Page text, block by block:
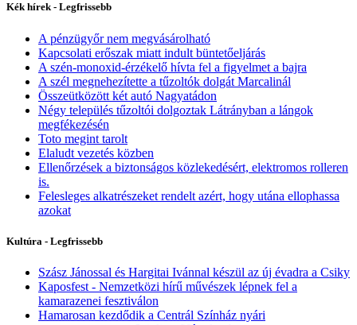
Kék hírek - Legfrissebb
A pénzügyőr nem megvásárolható
Kapcsolati erőszak miatt indult büntetőeljárás
A szén-monoxid-érzékelő hívta fel a figyelmet a bajra
A szél megnehezítette a tűzoltók dolgát Marcalinál
Összeütközött két autó Nagyatádon
Négy település tűzoltói dolgoztak Látrányban a lángok
megfékezésén
Toto megint tarolt
Elaludt vezetés közben
Ellenőrzések a biztonságos közlekedésért, elektromos rolleren
is.
Felesleges alkatrészeket rendelt azért, hogy utána ellophassa
azokat
Kultúra - Legfrissebb
Szász Jánossal és Hargitai Ivánnal készül az új évadra a Csiky
Kaposfest - Nemzetközi hírű művészek lépnek fel a
kamarazenei fesztiválon
Hamarosan kezdődik a Centrál Színház nyári